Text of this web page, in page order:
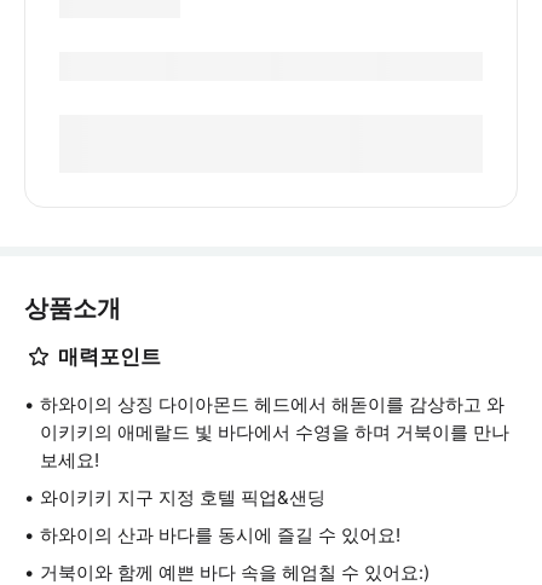
상품소개
매력포인트
하와이의 상징 다이아몬드 헤드에서 해돋이를 감상하고 와
이키키의 애메랄드 빛 바다에서 수영을 하며 거북이를 만나
보세요!
와이키키 지구 지정 호텔 픽업&샌딩
하와이의 산과 바다를 동시에 즐길 수 있어요!
거북이와 함께 예쁜 바다 속을 헤엄칠 수 있어요:)